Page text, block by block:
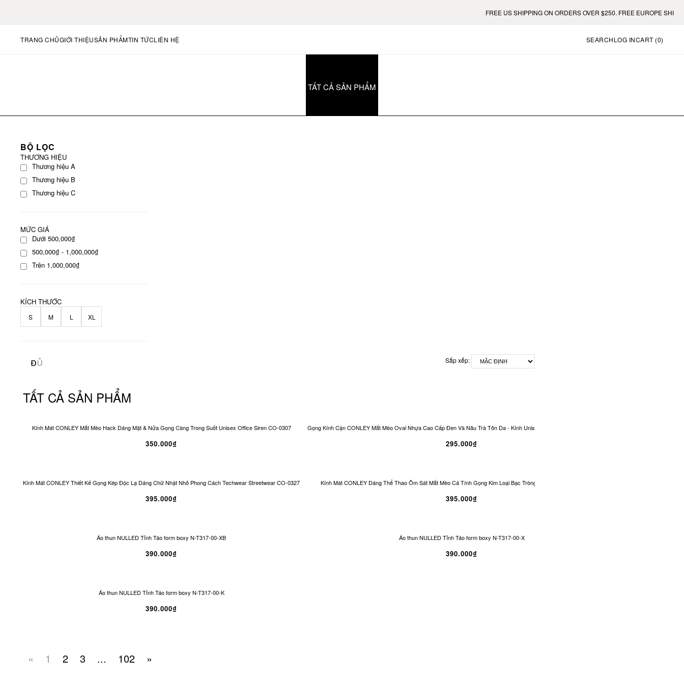
FREE US SHIPPING ON ORDERS OVER $250. FREE EUROPE
TRANG CHỦGIỚI THIỆUSẢN PHẨMTIN TỨCLIÊN HỆ SEARCHLOG INCART (0)
TẤT CẢ SẢN PHẨM
BỘ LỌC
THƯƠNG HIỆU
Thương hiệu A
Thương hiệu B
Thương hiệu C
MỨC GIÁ
Dưới 500,000₫
500,000₫ - 1,000,000₫
Trên 1,000,000₫
KÍCH THƯỚC
S M L XL
Sắp xếp:
TẤT CẢ SẢN PHẨM
Kính Mát CONLEY Mắt Mèo Hack Dáng Mặt & Nửa Gọng Càng Trong Suốt Unisex Office Siren CO-0307
350.000₫
Gọng Kính Cận CONLEY Mắt Mèo Oval Nhựa Cao Cấp Đen Và Nâu Trà Tôn Da - Kính Unisex Office Siren Vintage CO-0321
295.000₫
Kính Mát CONLEY Thiết Kế Gọng Kép Độc Lạ Dáng Chữ Nhật Nhỏ Phong Cách Techwear Streetwear CO-0327
395.000₫
Kính Mát CONLEY Dáng Thể Thao Ôm Sát Mắt Mèo Cá Tính Gọng Kim Loại Bạc Tròng Đen Chống UV | CO-0329
395.000₫
Áo thun NULLED Tỉnh Táo form boxy N-T317-00-XB
390.000₫
Áo thun NULLED Tỉnh Táo form boxy N-T317-00-X
390.000₫
Áo thun NULLED Tỉnh Táo form boxy N-T317-00-K
390.000₫
« 1 2 3 ... 102 »